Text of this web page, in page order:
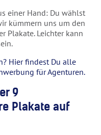
einer Hand: Du wählst
kümmern uns um den
Plakate. Leichter kann
Hier findest Du alle
für Agenturen.
9
Plakate auf